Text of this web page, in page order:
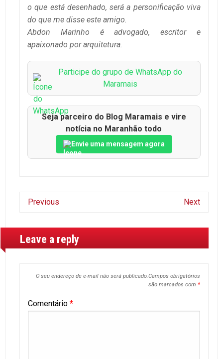
o que está desenhado, será a personificação viva
do que me disse este amigo.
Abdon Marinho é advogado, escritor e
apaixonado por arquitetura.
Participe do grupo de WhatsApp do
Maramais
Seja parceiro do Blog Maramais e vire
notícia no Maranhão todo
Envie uma mensagem agora
Previous Next
Leave a reply
O seu endereço de e-mail não será publicado.Campos obrigatórios
são marcados com *
Comentário *